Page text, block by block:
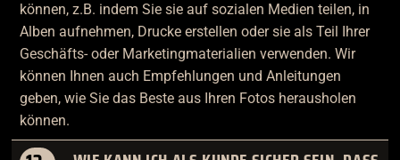
können, z.B. indem Sie sie auf sozialen Medien teilen, in
Alben aufnehmen, Drucke erstellen oder sie als Teil Ihrer
Geschäfts- oder Marketingmaterialien verwenden. Wir
können Ihnen auch Empfehlungen und Anleitungen
geben, wie Sie das Beste aus Ihren Fotos herausholen
können.